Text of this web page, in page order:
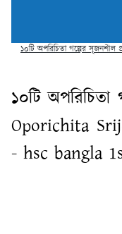
১০টি অপরিচিতা গল্পের
১০টি অপরিচিতা
Oporichita
- hsc bangla